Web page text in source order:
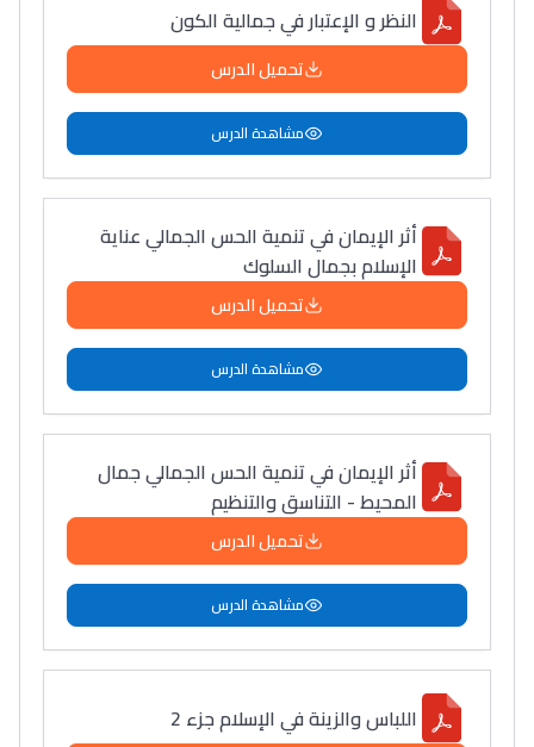
النظر و الإعتبار في جمالية الكون
تحميل الدرس
مشاهدة الدرس
أثر الإيمان في تنمية الحس الجمالي عناية
الإسلام بجمال السلوك
تحميل الدرس
مشاهدة الدرس
أثر الإيمان في تنمية الحس الجمالي جمال
المحيط - التناسق والتنظيم
تحميل الدرس
مشاهدة الدرس
اللباس والزينة في الإسلام جزء 2